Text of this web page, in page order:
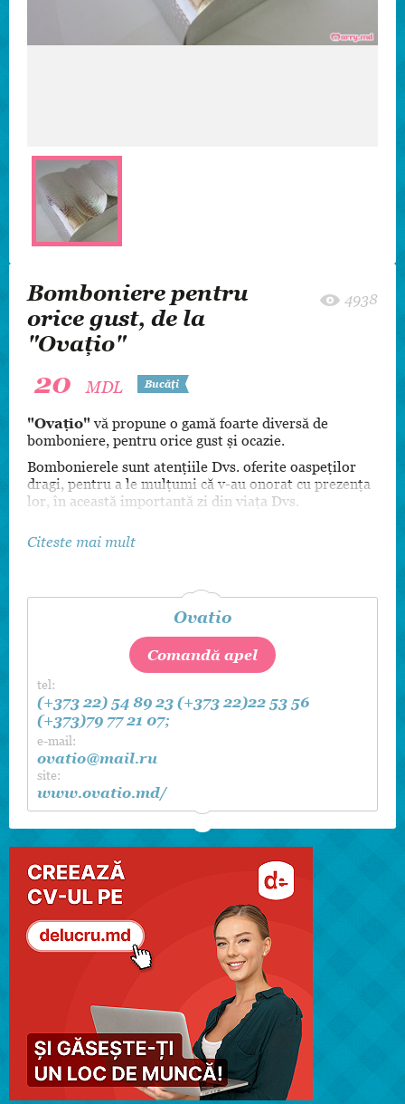
Bomboniere pentru
orice gust, de la
"Ovaţio"
4938
20 MDL Bucăți
"Ovaţio"vă propune o gamă foarte diversă de
bomboniere, pentru orice gust și ocazie.
Bombonierele sunt atenţiile Dvs. oferite oaspeților
dragi, pentru a le mulțumi că v-au onorat cu prezența
lor, în această importantă zi din viața Dvs.
Citeste mai mult
Ovatio
Comandă apel
tel:
(+373 22) 54 89 23 (+373 22)22 53 56
(+373)79 77 21 07;
e-mail:
ovatio@mail.ru
site:
www.ovatio.md/